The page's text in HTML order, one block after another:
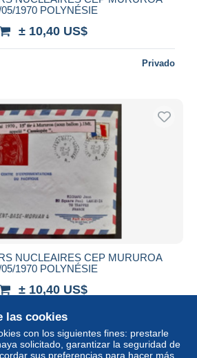
1970 POLYNÉSIE
± 10,40 US$
Privado
NUCLEAIRES CEP MURUROA
05/1970 POLYNÉSIE
± 10,40 US$
las cookies
con los siguientes fines: prestarle
solicitado, garantizar la seguridad de
sus preferencias para hacer más